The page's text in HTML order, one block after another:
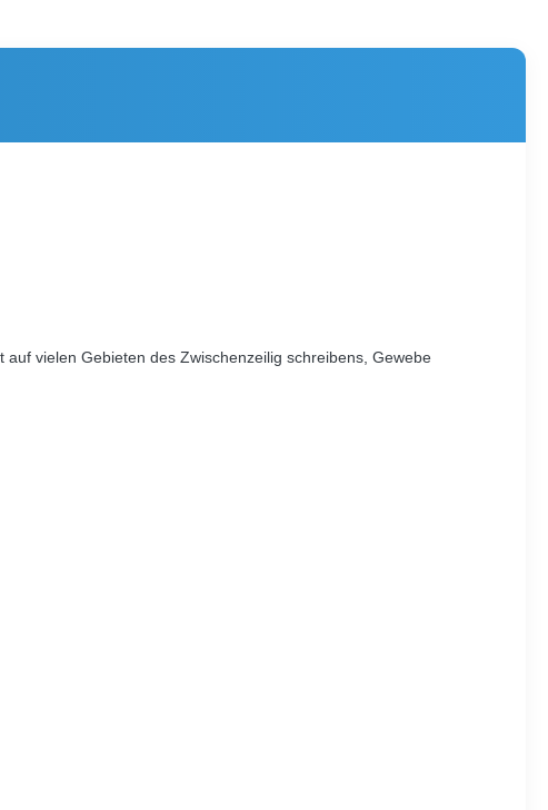
vielen Gebieten des Zwischenzeilig schreibens, Gewebe